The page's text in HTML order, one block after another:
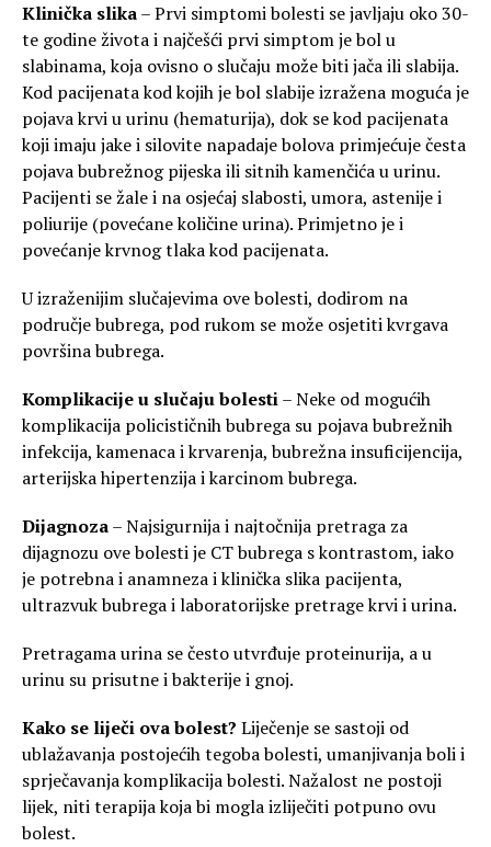
Klinička slika– Prvi simptomi bolesti se javljaju oko 30-
te godine života i najčešći prvi simptom je bol u
slabinama, koja ovisno o slučaju može biti jača ili slabija.
Kod pacijenata kod kojih je bol slabije izražena moguća je
pojava krvi u urinu (hematurija), dok se kod pacijenata
koji imaju jake i silovite napadaje bolova primjećuje česta
pojava bubrežnog pijeska ili sitnih kamenčića u urinu.
Pacijenti se žale i na osjećaj slabosti, umora, astenije i
poliurije (povećane količine urina). Primjetno je i
povećanje krvnog tlaka kod pacijenata.
U izraženijim slučajevima ove bolesti, dodirom na
područje bubrega, pod rukom se može osjetiti kvrgava
površina bubrega.
Komplikacije u slučaju bolesti– Neke od mogućih
komplikacija policističnih bubrega su pojava bubrežnih
infekcija, kamenaca i krvarenja, bubrežna insuficijencija,
arterijska hipertenzija i karcinom bubrega.
Dijagnoza– Najsigurnija i najtočnija pretraga za
dijagnozu ove bolesti je CT bubrega s kontrastom, iako
je potrebna i anamneza i klinička slika pacijenta,
ultrazvuk bubrega i laboratorijske pretrage krvi i urina.
Pretragama urina se često utvrđuje proteinurija, a u
urinu su prisutne i bakterije i gnoj.
Kako se liječi ova bolest? Liječenje se sastoji od
ublažavanja postojećih tegoba bolesti, umanjivanja boli i
sprječavanja komplikacija bolesti. Nažalost ne postoji
lijek, niti terapija koja bi mogla izliječiti potpuno ovu
bolest.